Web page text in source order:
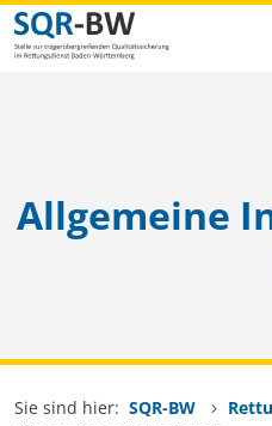
Zum Inhalt springen
Indikatoren
Datenaustausch
Allgemeine
Sie sind hier: SQR-BW